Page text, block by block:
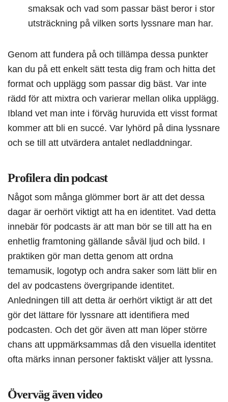
smaksak och vad som passar bäst beror i stor
utsträckning på vilken sorts lyssnare man har.
Genom att fundera på och tillämpa dessa punkter
kan du på ett enkelt sätt testa dig fram och hitta det
format och upplägg som passar dig bäst. Var inte
rädd för att mixtra och varierar mellan olika upplägg.
Ibland vet man inte i förväg huruvida ett visst format
kommer att bli en succé. Var lyhörd på dina lyssnare
och se till att utvärdera antalet nedladdningar.
Profilera din podcast
Något som många glömmer bort är att det dessa
dagar är oerhört viktigt att ha en identitet. Vad detta
innebär för podcasts är att man bör se till att ha en
enhetlig framtoning gällande såväl ljud och bild. I
praktiken gör man detta genom att ordna
temamusik, logotyp och andra saker som lätt blir en
del av podcastens övergripande identitet.
Anledningen till att detta är oerhört viktigt är att det
gör det lättare för lyssnare att identifiera med
podcasten. Och det gör även att man löper större
chans att uppmärksammas då den visuella identitet
ofta märks innan personer faktiskt väljer att lyssna.
Överväg även video